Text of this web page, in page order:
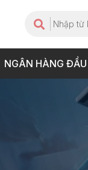
NGÂN HÀNG